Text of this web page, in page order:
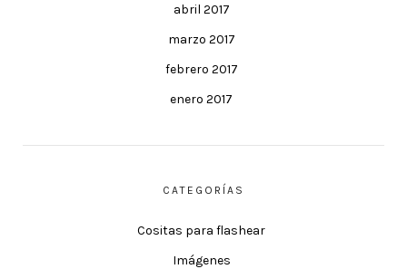
abril 2017
marzo 2017
febrero 2017
enero 2017
CATEGORÍAS
Cositas para flashear
Imágenes